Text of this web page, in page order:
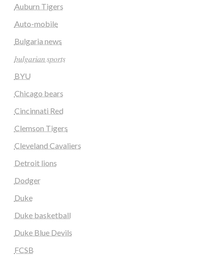
Auburn Tigers
Auto-mobile
Bulgaria news
𝑏𝑢𝑙𝑔𝑎𝑟𝑖𝑎𝑛 𝑠𝑝𝑜𝑟𝑡𝑠
BYU
Chicago bears
Cincinnati Red
Clemson Tigers
Cleveland Cavaliers
Detroit lions
Dodger
Duke
Duke basketball
Duke Blue Devils
FCSB